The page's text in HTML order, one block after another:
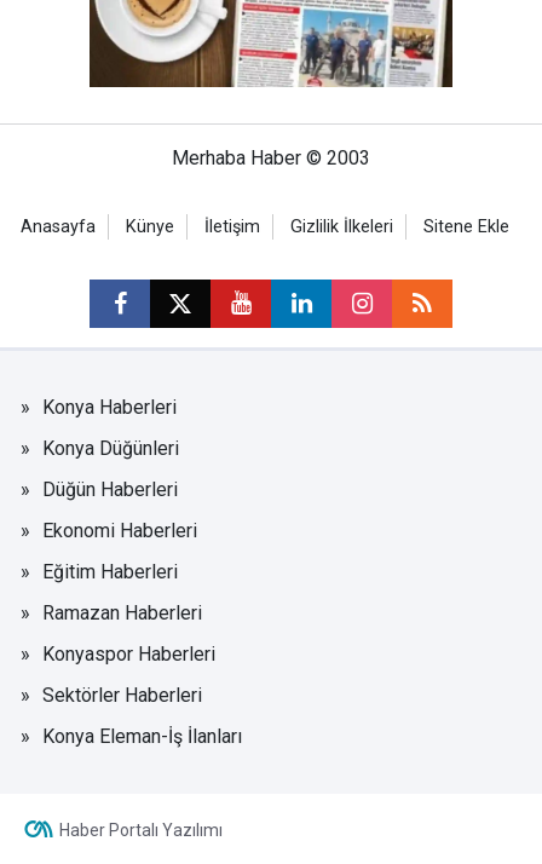
Merhaba Haber © 2003
Anasayfa Künye İletişim Gizlilik İlkeleri Sitene Ekle
Konya Haberleri
Konya Düğünleri
Düğün Haberleri
Ekonomi Haberleri
Eğitim Haberleri
Ramazan Haberleri
Konyaspor Haberleri
Sektörler Haberleri
Konya Eleman-İş İlanları
Haber Portalı Yazılımı